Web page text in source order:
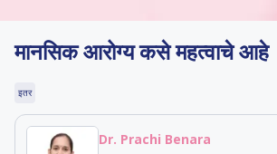
मानसिक आरोग्य कसे महत्वाचे आहे
इतर
Dr. Prachi Benara